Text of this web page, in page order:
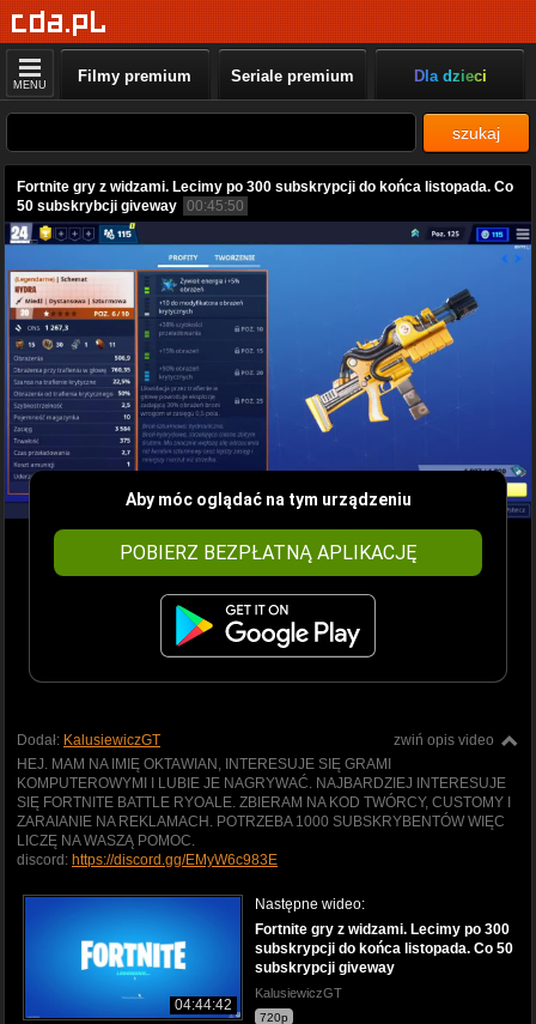
MENU Filmy premium Seriale premium Dla dzieci
szukaj
Fortnite gry z widzami. Lecimy po 300 subskrypcji do końca listopada. Co
50 subskrybcji giveway 00:45:50
Aby móc oglądać na tym urządzeniu
POBIERZ BEZPŁATNĄ APLIKACJĘ
zwiń opis video
Dodał: KalusiewiczGT
HEJ. MAM NA IMIĘ OKTAWIAN, INTERESUJE SIĘ GRAMI
KOMPUTEROWYMI I LUBIE JE NAGRYWAĆ. NAJBARDZIEJ INTERESUJE
SIĘ FORTNITE BATTLE RYOALE. ZBIERAM NA KOD TWÓRCY, CUSTOMY I
ZARAIANIE NA REKLAMACH. POTRZEBA 1000 SUBSKRYBENTÓW WIĘC
LICZĘ NA WASZĄ POMOC.
discord: https://discord.gg/EMyW6c983E
04:44:42
Następne wideo:
Fortnite gry z widzami. Lecimy po 300
subskrypcji do końca listopada. Co 50
subskrypcji giveway
KalusiewiczGT
720p